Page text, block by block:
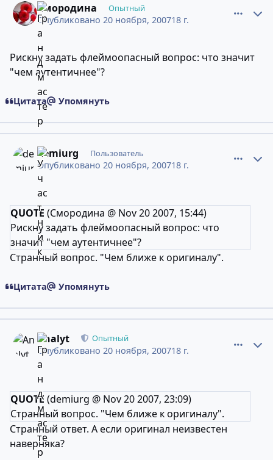
Смородина Опытный
Опубликовано 20 ноября, 200718 г.
Рискну задать флеймоопасный вопрос: что значит
"чем аутентичнее"?
Цитата Упомянуть
demiurg Пользователь
Опубликовано 20 ноября, 200718 г.
QUOTE (Смородина @ Nov 20 2007, 15:44)
Рискну задать флеймоопасный вопрос: что
значит "чем аутентичнее"?
Странный вопрос. "Чем ближе к оригиналу".
Цитата Упомянуть
Analyt Опытный
Опубликовано 20 ноября, 200718 г.
QUOTE (demiurg @ Nov 20 2007, 23:09)
Странный вопрос. "Чем ближе к оригиналу".
Странный ответ. А если оригинал неизвестен
наверняка?